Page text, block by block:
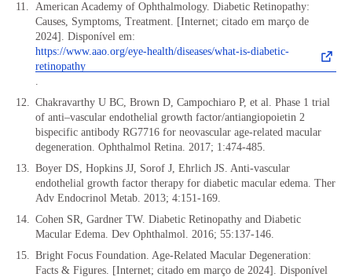
American Academy of Ophthalmology. Diabetic Retinopathy:
Causes, Symptoms, Treatment. [Internet; citado em março de
2024]. Disponível em:
https://www.aao.org/eye-health/diseases/what-is-diabetic-
retinopathy
.
Chakravarthy U BC, Brown D, Campochiaro P, et al. Phase 1 trial
of anti–vascular endothelial growth factor/antiangiopoietin 2
bispecific antibody RG7716 for neovascular age-related macular
degeneration. Ophthalmol Retina. 2017; 1:474-485.
Boyer DS, Hopkins JJ, Sorof J, Ehrlich JS. Anti-vascular
endothelial growth factor therapy for diabetic macular edema. Ther
Adv Endocrinol Metab. 2013; 4:151-169.
Cohen SR, Gardner TW. Diabetic Retinopathy and Diabetic
Macular Edema. Dev Ophthalmol. 2016; 55:137-146.
Bright Focus Foundation. Age-Related Macular Degeneration:
Facts & Figures. [Internet; citado em março de 2024]. Disponível